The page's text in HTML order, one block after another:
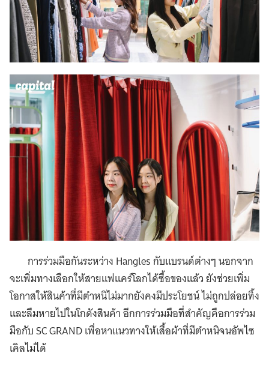
การร่วมมือกันระหว่าง Hangles กับแบรนด์ต่างๆ นอกจาก
จะเพิ่มทางเลือกให้สายแฟแคร์โลกได้ซื้อของแล้ว ยังช่วยเพิ่ม
โอกาสให้สินค้าที่มีตำหนิไม่มากยังคงมีประโยชน์ ไม่ถูกปล่อยทิ้ง
และลืมหายไปในโกดังสินค้า อีกการร่วมมือที่สำคัญคือการร่วม
มือกับ SC GRAND เพื่อหาแนวทางให้เสื้อผ้าที่มีตำหนิจนอัพไซ
เคิลไม่ได้